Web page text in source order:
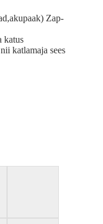
Zap-
katus
katlamaja sees